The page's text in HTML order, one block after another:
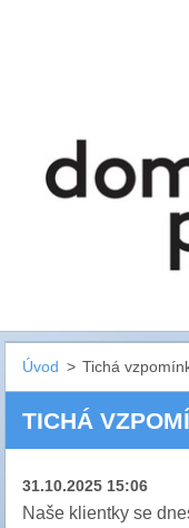
Úvod > Tichá
TICHÁ
31.10.2025 15:06
Naše klientky se